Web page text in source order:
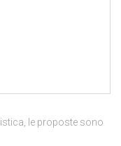
le proposte sono